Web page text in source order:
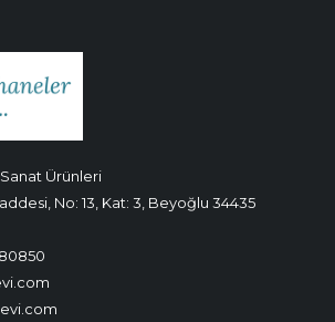
Ürünleri
No: 13, Kat: 3, Beyoğlu 34435